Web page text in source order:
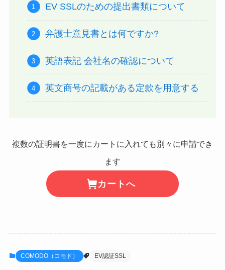
EV SSLのための提出書類について
弁護士意見書とは何ですか?
英語表記 会社名の確認について
英文商号の記載がある定款を用意する
複数の証明書を一度にカートに入れても別々に申請でき
ます
カートへ
COMODO（コモド） EV認証SSL